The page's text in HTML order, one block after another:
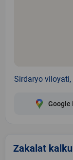
Sirdaryo
Google
Zakalat